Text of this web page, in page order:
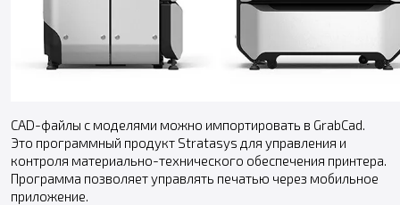
CAD-файлы с моделями можно импортировать в GrabCad.
Это программный продукт Stratasys для управления и
контроля материально-технического обеспечения принтера.
Программа позволяет управлять печатью через мобильное
приложение.